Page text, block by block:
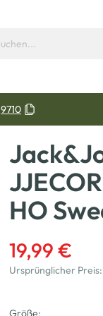
9710
HO
19,99 €
Ursprünglicher Preis:
Größe: